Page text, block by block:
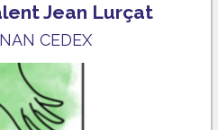
Jean Lurçat
CEDEX